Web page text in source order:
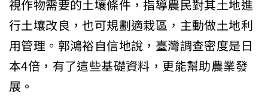
行土壤改良，也可規劃適栽區，主動做土地利
用管理。郭鴻裕自信地說，臺灣調查密度是日
本4倍，有了這些基礎資料，更能幫助農業發
展。